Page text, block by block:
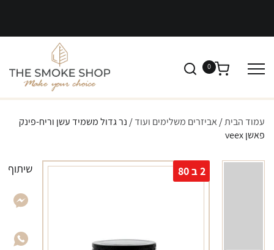
0
עמוד הבית/ אביזרים משלימים ועוד/ נר גדול משמיד עשן וריח-פינק
פאשן veex
2 ב 80 שיתוף